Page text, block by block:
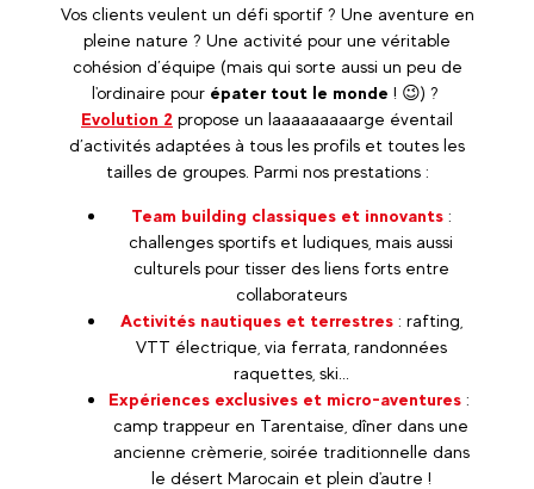
Vos clients veulent un défi sportif ? Une aventure en
pleine nature ? Une activité pour une véritable
cohésion d’équipe (mais qui sorte aussi un peu de
l'ordinaire pour épater tout le monde ! 😉) ?
Evolution 2 propose un laaaaaaaaarge éventail
d’activités adaptées à tous les profils et toutes les
tailles de groupes. Parmi nos prestations :
Team building classiques et innovants:
challenges sportifs et ludiques, mais aussi
culturels pour tisser des liens forts entre
collaborateurs
Activités nautiques et terrestres: rafting,
VTT électrique, via ferrata, randonnées
raquettes, ski...
Expériences exclusives et micro-aventures:
camp trappeur en Tarentaise, dîner dans une
ancienne crèmerie, soirée traditionnelle dans
le désert Marocain et plein d'autre !